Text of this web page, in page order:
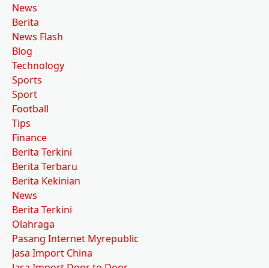
News
Berita
News Flash
Blog
Technology
Sports
Sport
Football
Tips
Finance
Berita Terkini
Berita Terbaru
Berita Kekinian
News
Berita Terkini
Olahraga
Pasang Internet Myrepublic
Jasa Import China